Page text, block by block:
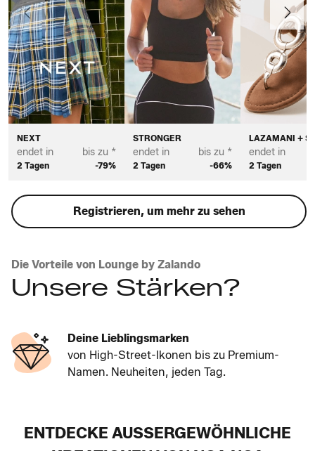
NEXT
endet in
2 Tagen
bis zu *
-79%
STRONGER
endet in
2 Tagen
bis zu *
-66%
LAZAMANI +
endet in
2 Tagen
Vorherige Weiter
Registrieren, um mehr zu sehen
Die Vorteile von Lounge by Zalando
Unsere Stärken?
Deine Lieblingsmarken
von High-Street-Ikonen bis zu Premium-
Namen. Neuheiten, jeden Tag.
ENTDECKE AUSSERGEWÖHNLICHE K